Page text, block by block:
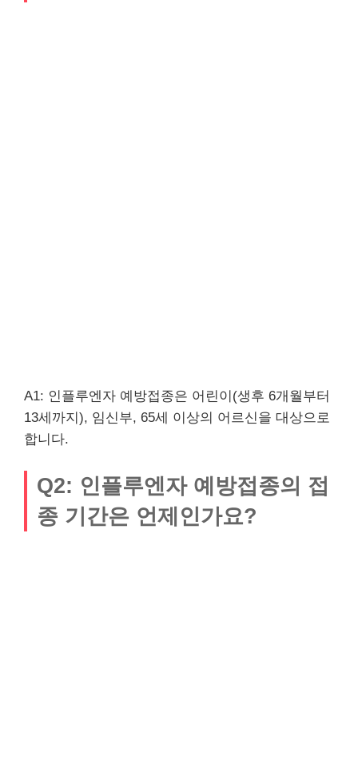
A1: 인플루엔자 예방접종은 어린이(생후 6개월부터
13세까지), 임신부, 65세 이상의 어르신을 대상으로
합니다.
Q2: 인플루엔자 예방접종의 접
종 기간은 언제인가요?